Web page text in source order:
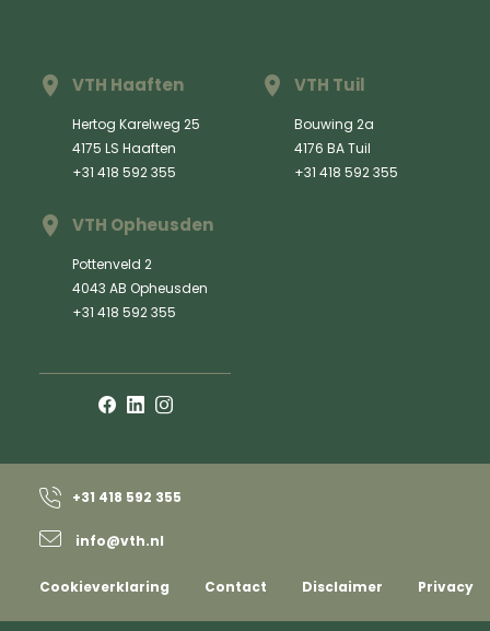
VTH Haaften
Hertog Karelweg 25
4175 LS Haaften
+31 418 592 355
VTH Tuil
Bouwing 2a
4176 BA Tuil
+31 418 592 355
VTH Opheusden
Pottenveld 2
4043 AB Opheusden
+31 418 592 355
+31 418 592 355
info@vth.nl
Cookieverklaring Contact Disclaimer Privacy